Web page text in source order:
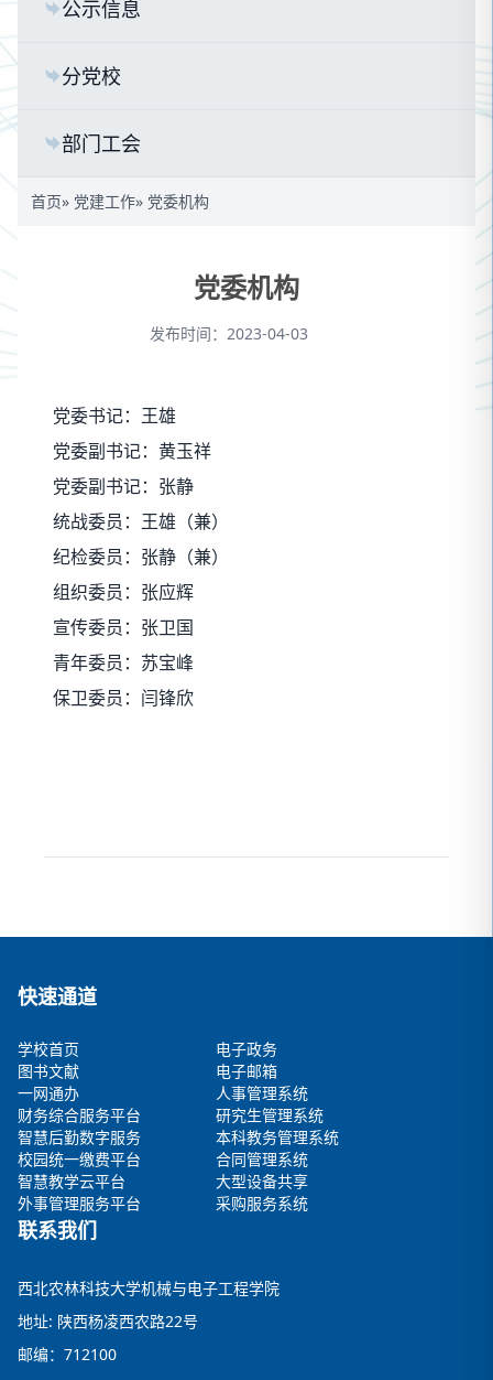
公示信息
分党校
部门工会
首页» 党建工作» 党委机构
党委机构
发布时间：2023-04-03
党委书记：王雄
党委副书记：黄玉祥
党委副书记：张静
统战委员：王雄（兼）
纪检委员：张静（兼）
组织委员：张应辉
宣传委员：张卫国
青年委员：苏宝峰
保卫委员：闫锋欣
快速通道
学校首页
电子政务
图书文献
电子邮箱
一网通办
人事管理系统
财务综合服务平台
研究生管理系统
智慧后勤数字服务
本科教务管理系统
校园统一缴费平台
合同管理系统
智慧教学云平台
大型设备共享
外事管理服务平台
采购服务系统
联系我们
西北农林科技大学机械与电子工程学院
地址: 陕西杨凌西农路22号
邮编：712100